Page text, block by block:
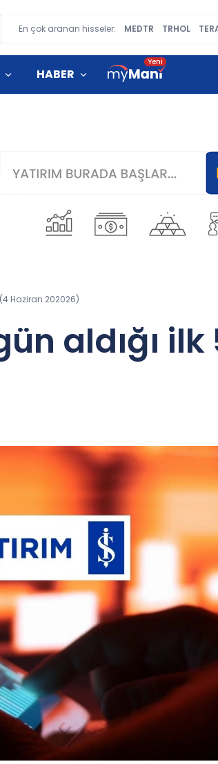
En çok aranan hisseler: MEDTR TRHOL
HABER
(4 Haziran 202026)
aldığı